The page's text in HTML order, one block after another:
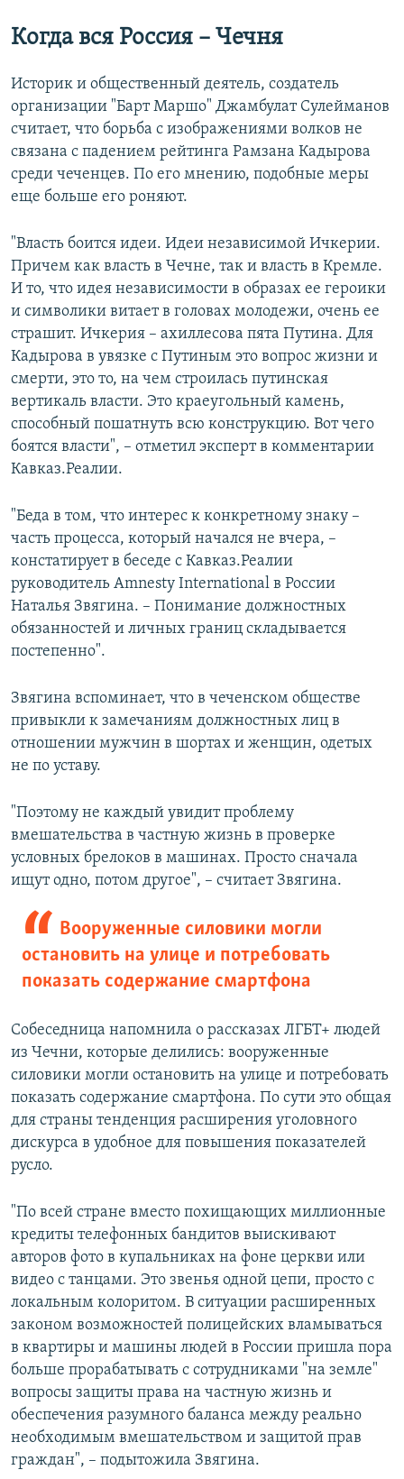
Когда вся Россия – Чечня
Историк и общественный деятель, создатель
организации "Барт Маршо" Джамбулат Сулейманов
считает, что борьба с изображениями волков не
связана с падением рейтинга Рамзана Кадырова
среди чеченцев. По его мнению, подобные меры
еще больше его роняют.
"Власть боится идеи. Идеи независимой Ичкерии.
Причем как власть в Чечне, так и власть в Кремле.
И то, что идея независимости в образах ее героики
и символики витает в головах молодежи, очень ее
страшит. Ичкерия – ахиллесова пята Путина. Для
Кадырова в увязке с Путиным это вопрос жизни и
смерти, это то, на чем строилась путинская
вертикаль власти. Это краеугольный камень,
способный пошатнуть всю конструкцию. Вот чего
боятся власти", – отметил эксперт в комментарии
Кавказ.Реалии.
"Беда в том, что интерес к конкретному знаку –
часть процесса, который начался не вчера, –
констатирует в беседе с Кавказ.Реалии
руководитель Amnesty International в России
Наталья Звягина. – Понимание должностных
обязанностей и личных границ складывается
постепенно".
Звягина вспоминает, что в чеченском обществе
привыкли к замечаниям должностных лиц в
отношении мужчин в шортах и женщин, одетых
не по уставу.
"Поэтому не каждый увидит проблему
вмешательства в частную жизнь в проверке
условных брелоков в машинах. Просто сначала
ищут одно, потом другое", – считает Звягина.
Вооруженные силовики могли
остановить на улице и потребовать
показать содержание смартфона
Собеседница напомнила о рассказах ЛГБТ+ людей
из Чечни, которые делились: вооруженные
силовики могли остановить на улице и потребовать
показать содержание смартфона. По сути это общая
для страны тенденция расширения уголовного
дискурса в удобное для повышения показателей
русло.
"По всей стране вместо похищающих миллионные
кредиты телефонных бандитов выискивают
авторов фото в купальниках на фоне церкви или
видео с танцами. Это звенья одной цепи, просто с
локальным колоритом. В ситуации расширенных
законом возможностей полицейских вламываться
в квартиры и машины людей в России пришла пора
больше прорабатывать с сотрудниками "на земле"
вопросы защиты права на частную жизнь и
обеспечения разумного баланса между реально
необходимым вмешательством и защитой прав
граждан", – подытожила Звягина.